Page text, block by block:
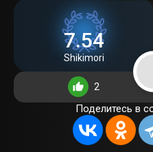
7.54
Shikimori
2
Поделитесь в